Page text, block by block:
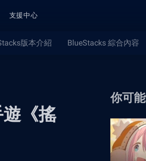
支援中心
版本介紹 BlueStacks 綜合內容
《搖
你可